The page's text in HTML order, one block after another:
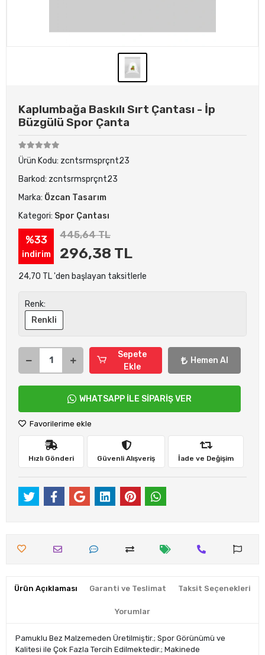
Kaplumbağa Baskılı Sırt Çantası - İp
Büzgülü Spor Çanta
Ürün Kodu: zcntsrmsprçnt23
Barkod: zcntsrmsprçnt23
Marka: Özcan Tasarım
Kategori: Spor Çantası
%33
indirim
445,64 TL
296,38 TL
24,70 TL 'den başlayan taksitlerle
Renk:
Renkli
Sepete
Ekle
Hemen Al
WHATSAPP İLE SİPARİŞ VER
Favorilerime ekle
Hızlı Gönderi Güvenli Alışveriş İade ve Değişim
Ürün Açıklaması Garanti ve Teslimat Taksit Seçenekleri
Yorumlar
Pamuklu Bez Malzemeden Üretilmiştir.; Spor Görünümü ve
Kalitesi ile Çok Fazla Tercih Edilmektedir.; Makinede